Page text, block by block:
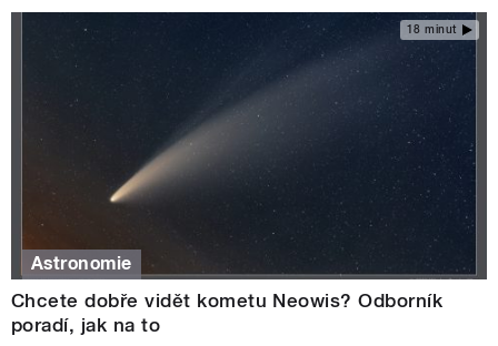
18 minut
Astronomie
Chcete dobře vidět kometu Neowis? Odborník
poradí, jak na to